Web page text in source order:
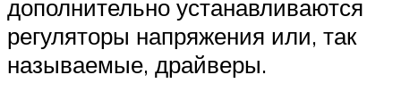
дополнительно устанавливаются
регуляторы напряжения или, так
называемые, драйверы.